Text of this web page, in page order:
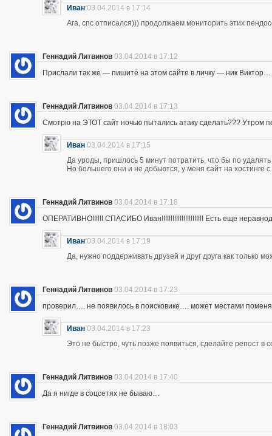
Иван 03.04.2014 в 17:14
Ага, спс отписался))) продолжаем мониторить этих
Геннадий Литвинов 03.04.2014 в 17:12
Прислали так же — пишите на этом сайте в личку — ник Виктор…
Геннадий Литвинов 03.04.2014 в 17:13
Смотрю на ЭТОТ сайт ночью пытались атаку сделать??? Утром
Иван 03.04.2014 в 17:15
Да уроды, пришлось 5 минут потратить, что бы по
Но большего они и не добьются, у меня сайт на хостинге
Геннадий Литвинов 03.04.2014 в 17:18
ОПЕРАТИВНО!!!!!! СПАСИБО Иван!!!!!!!!!!!!!!!!!!!!!!! Есть еще
Иван 03.04.2014 в 17:19
Да, нужно поддерживать друзей и друг друга как только
Геннадий Литвинов 03.04.2014 в 17:23
проверил…. не появилось в поисковике…. может местами
Иван 03.04.2014 в 17:23
Это не быстро, чуть позже появиться, сделайте репост в
Геннадий Литвинов 03.04.2014 в 17:40
Да я нигде в соцсетях не бываю…
Геннадий Литвинов 03.04.2014 в 18:03